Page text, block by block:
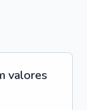
valores